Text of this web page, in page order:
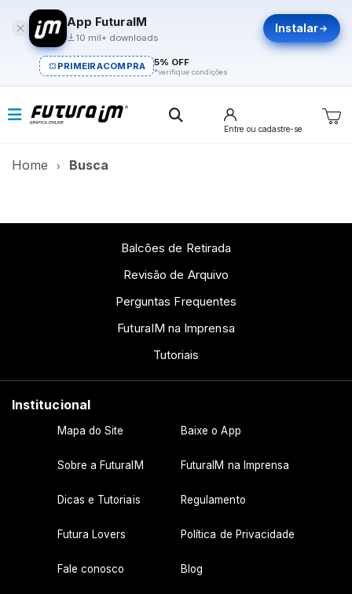
App FuturaIM
10 mil+ downloads
Instalar
PRIMEIRACOMPRA 5% OFF
*verifique condições
Entre ou cadastre-se
Home Busca
Balcões de Retirada
Revisão de Arquivo
Perguntas Frequentes
FuturaIM na Imprensa
Tutoriais
Institucional
Mapa do Site Baixe o App
Sobre a FuturaIM FuturaIM na Imprensa
Dicas e Tutoriais Regulamento
Futura Lovers Política de Privacidade
Fale conosco Blog